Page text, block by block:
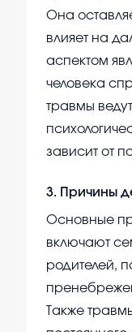
Она
влияет на
аспектом
человека
травмы
зависит от
3. Причины
Основные
включают
родителей,
Также